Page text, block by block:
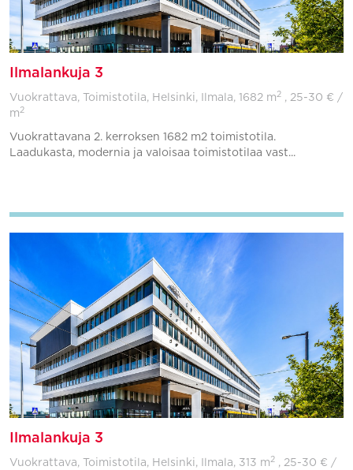
Ilmalankuja 3
Vuokrattava, Toimistotila, Helsinki, Ilmala, 1682 m 2 , 25-30 € /
m 2
Vuokrattavana 2. kerroksen 1682 m2 toimistotila.
Laadukasta, modernia ja valoisaa toimistotilaa vast...
Ilmalankuja 3
Vuokrattava, Toimistotila, Helsinki, Ilmala, 313 m 2 , 25-30 € /